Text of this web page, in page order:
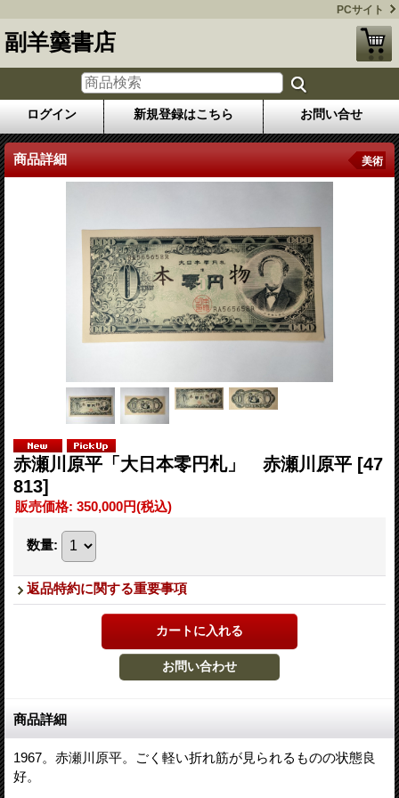
PCサイト
副羊羹書店
ログイン 新規登録はこちら お問い合せ
商品詳細 美術
赤瀬川原平「大日本零円札」 赤瀬川原平 [47
813]
販売価格: 350,000円(税込)
数量:
返品特約に関する重要事項
商品詳細
1967。赤瀬川原平。ごく軽い折れ筋が見られるものの状態良
好。